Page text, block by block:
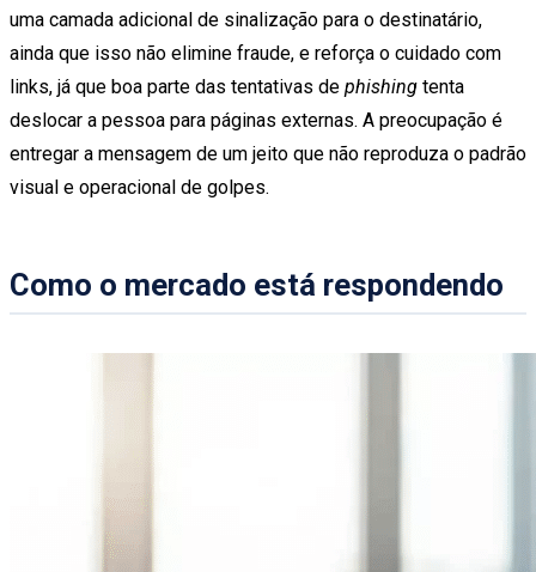
uma camada adicional de sinalização para o destinatário,
ainda que isso não elimine fraude, e reforça o cuidado com
links, já que boa parte das tentativas de phishing tenta
deslocar a pessoa para páginas externas. A preocupação é
entregar a mensagem de um jeito que não reproduza o padrão
visual e operacional de golpes.
Como o mercado está respondendo